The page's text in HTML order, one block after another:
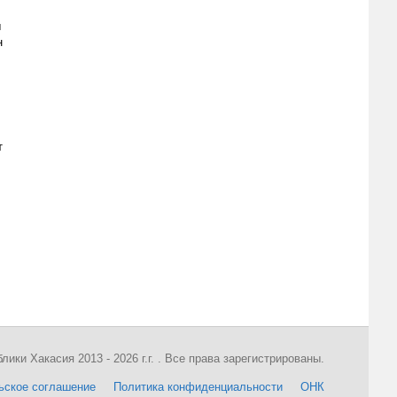
соглашение Политика конфиденциальности ОНК
Хакасия 2013 - 2026 г.г. . Все права зарегистрированы.